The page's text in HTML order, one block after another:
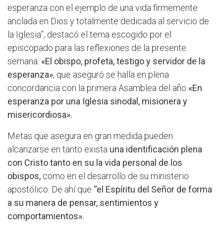
esperanza con el ejemplo de una vida firmemente
anclada en Dios y totalmente dedicada al servicio de
la Iglesia”, destacó el tema escogido por el
episcopado para las reflexiones de la presente
semana: «El obispo, profeta, testigo y servidor de la
esperanza», que aseguró se halla en plena
concordancia con la primera Asamblea del año «En
esperanza por una Iglesia sinodal, misionera y
misericordiosa».
Metas que asegura en gran medida pueden
alcanzarse en tanto exista una identificación plena
con Cristo tanto en su la vida personal de los
obispos, como en el desarrollo de su ministerio
apostólico. De ahí que “el Espíritu del Señor de forma
a su manera de pensar, sentimientos y
comportamientos».